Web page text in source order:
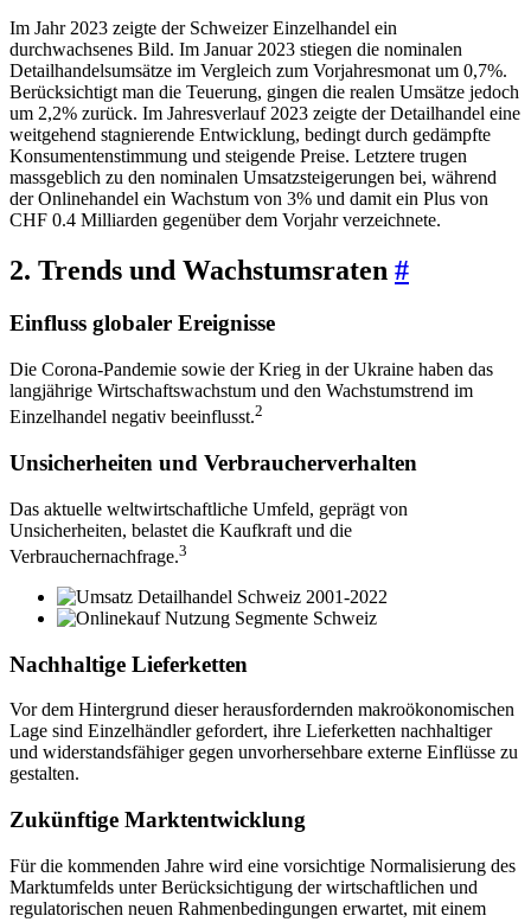
Im Jahr 2023 zeigte der Schweizer Einzelhandel ein
durchwachsenes Bild. Im Januar 2023 stiegen die nominalen
Detailhandelsumsätze im Vergleich zum Vorjahresmonat um 0,7%.
Berücksichtigt man die Teuerung, gingen die realen Umsätze jedoch
um 2,2% zurück. Im Jahresverlauf 2023 zeigte der Detailhandel eine
weitgehend stagnierende Entwicklung, bedingt durch gedämpfte
Konsumentenstimmung und steigende Preise. Letztere trugen
massgeblich zu den nominalen Umsatzsteigerungen bei, während
der Onlinehandel ein Wachstum von 3% und damit ein Plus von
CHF 0.4 Milliarden gegenüber dem Vorjahr verzeichnete.
2. Trends und Wachstumsraten #
Einfluss globaler Ereignisse
Die Corona-Pandemie sowie der Krieg in der Ukraine haben das
langjährige Wirtschaftswachstum und den Wachstumstrend im
Einzelhandel negativ beeinflusst.2
Unsicherheiten und Verbraucherverhalten
Das aktuelle weltwirtschaftliche Umfeld, geprägt von
Unsicherheiten, belastet die Kaufkraft und die
Verbrauchernachfrage.3
Nachhaltige Lieferketten
Vor dem Hintergrund dieser herausfordernden makroökonomischen
Lage sind Einzelhändler gefordert, ihre Lieferketten nachhaltiger
und widerstandsfähiger gegen unvorhersehbare externe Einflüsse zu
gestalten.
Zukünftige Marktentwicklung
Für die kommenden Jahre wird eine vorsichtige Normalisierung des
Marktumfelds unter Berücksichtigung der wirtschaftlichen und
regulatorischen neuen Rahmenbedingungen erwartet, mit einem